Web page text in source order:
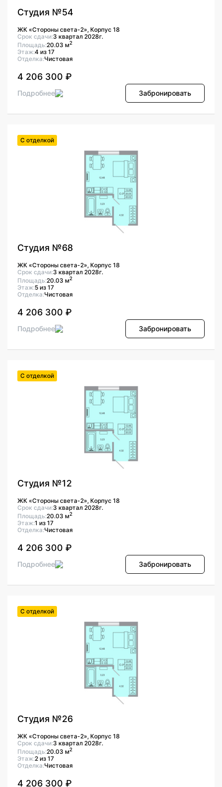
Студия №54
ЖК «Стороны света-2», Корпус 18
Срок сдачи:3 квартал 2028г.
Площадь:20.03 м2
Этаж:4 из 17
Отделка:Чистовая
4 206 300 ₽
Подробнее Забронировать
С отделкой
Студия №68
ЖК «Стороны света-2», Корпус 18
Срок сдачи:3 квартал 2028г.
Площадь:20.03 м2
Этаж:5 из 17
Отделка:Чистовая
4 206 300 ₽
Подробнее Забронировать
С отделкой
Студия №12
ЖК «Стороны света-2», Корпус 18
Срок сдачи:3 квартал 2028г.
Площадь:20.03 м2
Этаж:1 из 17
Отделка:Чистовая
4 206 300 ₽
Подробнее Забронировать
С отделкой
Студия №26
ЖК «Стороны света-2», Корпус 18
Срок сдачи:3 квартал 2028г.
Площадь:20.03 м2
Этаж:2 из 17
Отделка:Чистовая
4 206 300 ₽